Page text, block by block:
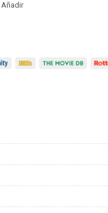
Añadir